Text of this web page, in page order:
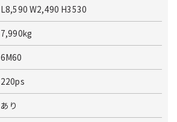
L8,590 W2,490 H3530
7,990kg
6M60
220ps
あり